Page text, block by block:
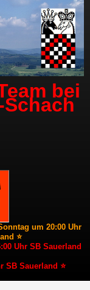
bei
um 20:00 Uhr
⭐
Uhr SB Sauerland
SB Sauerland ⭐